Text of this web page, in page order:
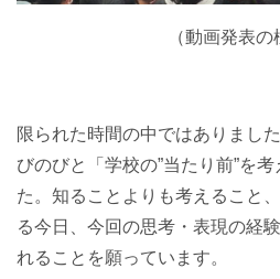
（動画発表の
限られた時間の中ではありまし
びのびと「学校の”当たり前”を
た。知ることよりも考えること
る今日、今回の思考・表現の経
れることを願っています。